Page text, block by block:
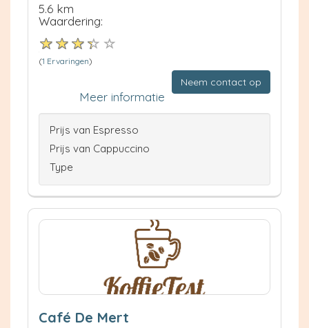
5.6 km
Waardering:
(1 Ervaringen)
Neem contact op
Meer informatie
Prijs van Espresso
Prijs van Cappuccino
Type
Café De Mert